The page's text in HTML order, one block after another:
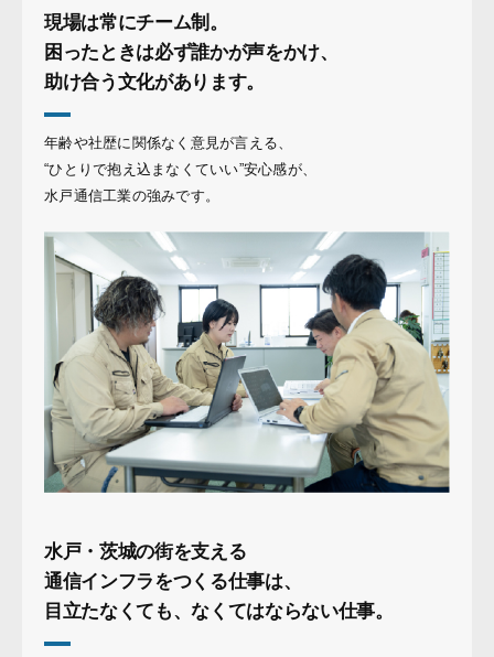
現場は常にチーム制。
困ったときは必ず誰かが声をかけ、
助け合う文化があります。
年齢や社歴に関係なく意見が言える、
“ひとりで抱え込まなくていい”安心感が、
水戸通信工業の強みです。
水戸・茨城の街を支える
通信インフラをつくる仕事は、
目立たなくても、なくてはならない仕事。